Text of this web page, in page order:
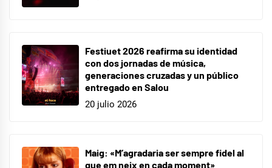
Festiuet 2026 reafirma su identidad
con dos jornadas de música,
generaciones cruzadas y un público
entregado en Salou
20 julio 2026
Maig: «M’agradaria ser sempre fidel al
que em neix en cada moment»